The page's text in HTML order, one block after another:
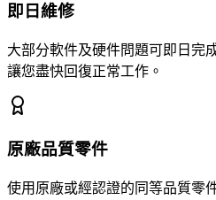
即日維修
大部分軟件及硬件問題可即日完
讓您盡快回復正常工作。
原廠品質零件
使用原廠或經認證的同等品質零